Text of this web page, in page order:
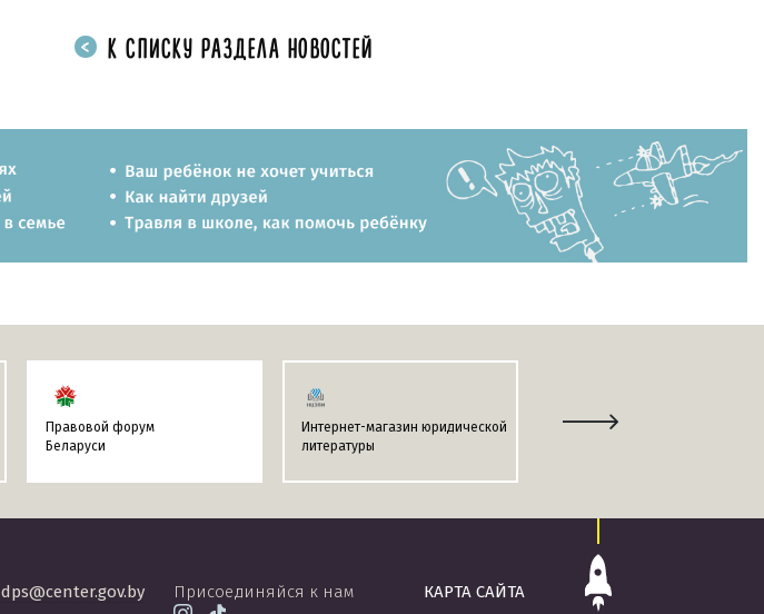
К СПИСКУ РАЗДЕЛА НОВОСТЕЙ
Правовой форум
Беларуси
Интернет-магазин юридической
литературы
Информационно-поисковая
КАРТА САЙТА
dps@center.gov.by Присоединяйся к нам